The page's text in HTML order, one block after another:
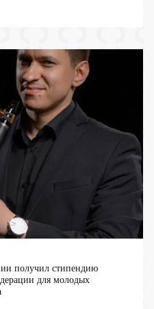
получил стипендию
для молодых